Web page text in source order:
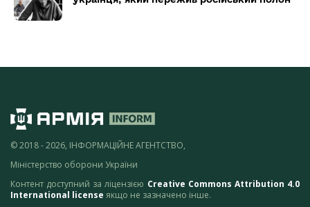
© 2018 - 2026, ІНФОРМАЦІЙНЕ АГЕНТСТВО,
Міністерство оборони України
Контент доступний за ліцензією Creative Commons Attribution 4.0
International license якщо не зазначено інше.